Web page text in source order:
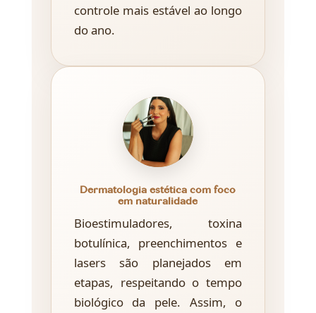
controle mais estável ao longo
do ano.
Dermatologia estética com foco
em naturalidade
Bioestimuladores, toxina
botulínica, preenchimentos e
lasers são planejados em
etapas, respeitando o tempo
biológico da pele. Assim, o